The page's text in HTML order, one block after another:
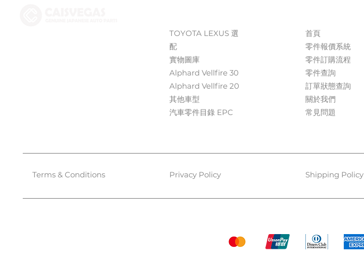
TOYOTA LEXUS 選
配
實物圖庫
Alphard Vellfire 30
Alphard Vellfire 20
其他車型
汽車零件目錄 EPC​​
首頁
零件報價系統
​零件訂購流程
零件查詢
訂單狀態查詢
關於我們​
常見問題
Terms & Conditions Privacy Policy Shipping Policy